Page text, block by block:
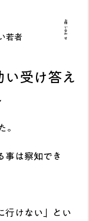
若者
い受け答え
。
事は察知でき
行けない」とい
お問い合わせ